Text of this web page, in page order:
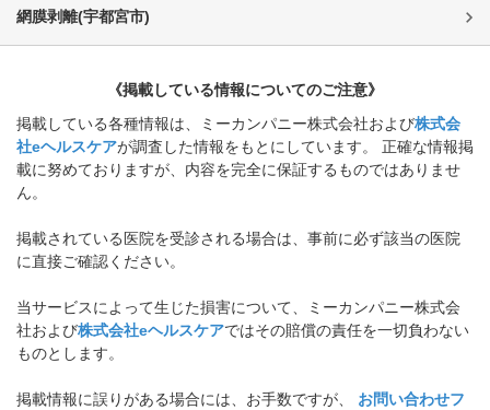
網膜剥離(宇都宮市)
《掲載している情報についてのご注意》
掲載している各種情報は、ミーカンパニー株式会社および株式会
社eヘルスケアが調査した情報をもとにしています。 正確な情報掲
載に努めておりますが、内容を完全に保証するものではありませ
ん。
掲載されている医院を受診される場合は、事前に必ず該当の医院
に直接ご確認ください。
当サービスによって生じた損害について、ミーカンパニー株式会
社および株式会社eヘルスケアではその賠償の責任を一切負わない
ものとします。
掲載情報に誤りがある場合には、お手数ですが、
お問い合わせフ